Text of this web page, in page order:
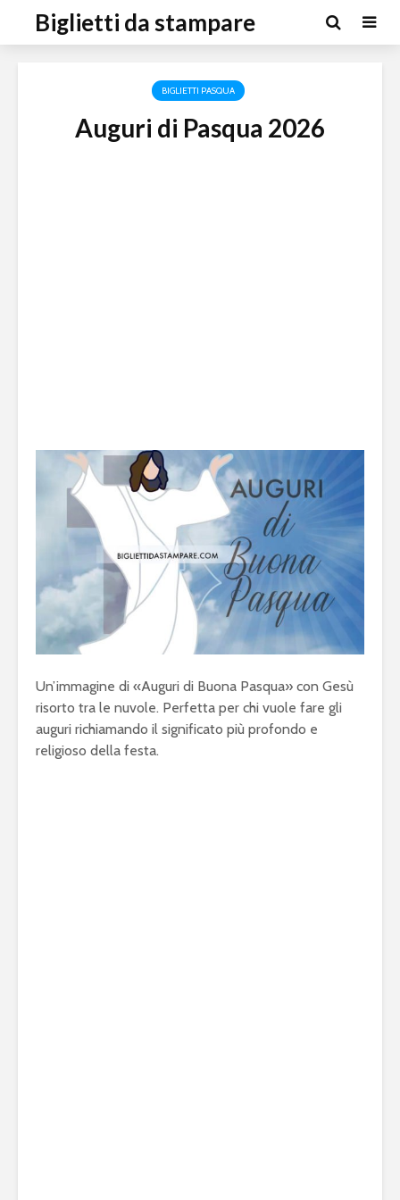
Biglietti da stampare
BIGLIETTI PASQUA
Auguri di Pasqua 2026
Un’immagine di «Auguri di Buona Pasqua» con Gesù
risorto tra le nuvole. Perfetta per chi vuole fare gli
auguri richiamando il significato più profondo e
religioso della festa.